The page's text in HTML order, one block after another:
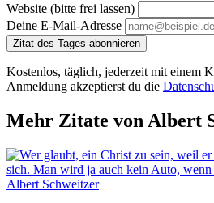
Website (bitte frei lassen)
Deine E-Mail-Adresse
Zitat des Tages abonnieren
Kostenlos, täglich, jederzeit mit einem
Anmeldung akzeptierst du die
Mehr Zitate von Albert